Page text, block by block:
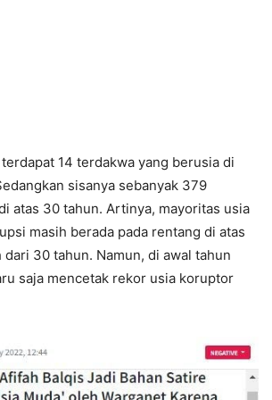
14 terdakwa yang berusia di
sisanya sebanyak 379
atas 30 tahun. Artinya, mayoritas usia
masih berada pada rentang di atas
30 tahun. Namun, di awal tahun
saja mencetak rekor usia koruptor